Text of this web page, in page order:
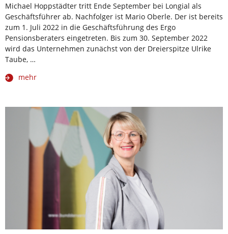
Michael Hoppstädter tritt Ende September bei Longial als
Geschäftsführer ab. Nachfolger ist Mario Oberle. Der ist bereits
zum 1. Juli 2022 in die Geschäftsführung des Ergo
Pensionsberaters eingetreten. Bis zum 30. September 2022
wird das Unternehmen zunächst von der Dreierspitze Ulrike
Taube, …
mehr